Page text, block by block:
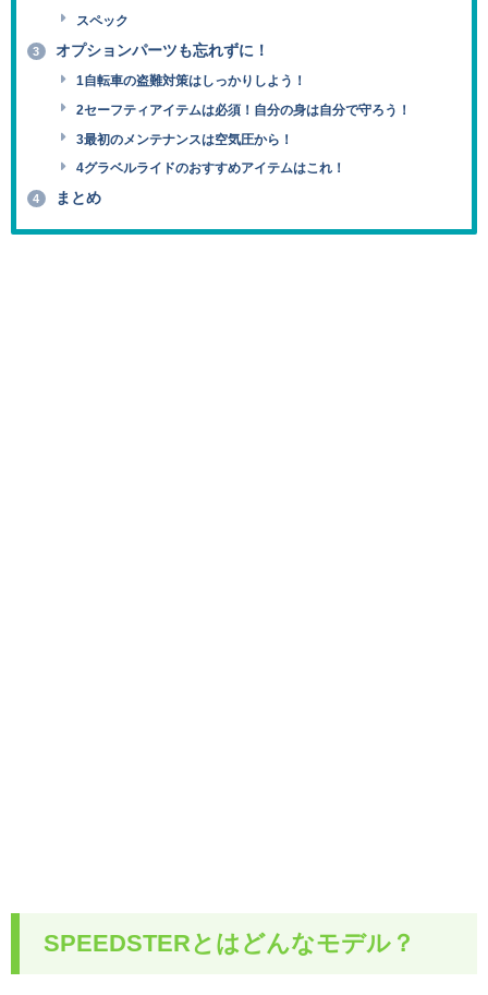
スペック
3 オプションパーツも忘れずに！
1自転車の盗難対策はしっかりしよう！
2セーフティアイテムは必須！自分の身は自分で守ろう！
3最初のメンテナンスは空気圧から！
4グラベルライドのおすすめアイテムはこれ！
4 まとめ
SPEEDSTERとはどんなモデル？